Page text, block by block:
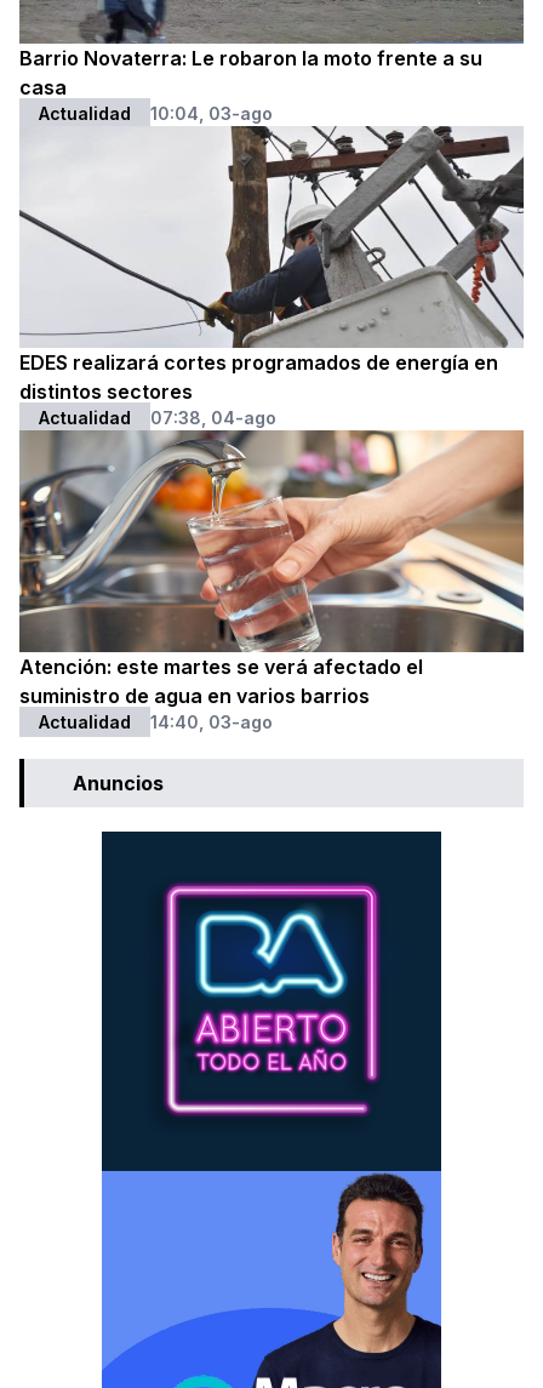
Barrio Novaterra: Le robaron la moto frente a su
casa
Actualidad 10:04, 03-ago
EDES realizará cortes programados de energía en
distintos sectores
Actualidad 07:38, 04-ago
Atención: este martes se verá afectado el
suministro de agua en varios barrios
Actualidad 14:40, 03-ago
Anuncios